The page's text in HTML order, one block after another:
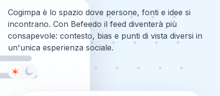
Cogimpa è lo spazio dove persone, fonti e idee si
incontrano. Con Befeedo il feed diventerà più
consapevole: contesto, bias e punti di vista diversi in
un'unica esperienza sociale.